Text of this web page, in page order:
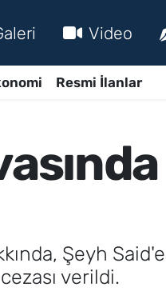
Video
Resmi İlanlar
Şeyh
verildi.